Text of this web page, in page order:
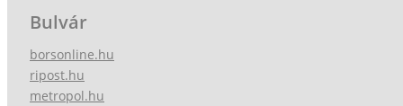
Bulvár
borsonline.hu
ripost.hu
metropol.hu